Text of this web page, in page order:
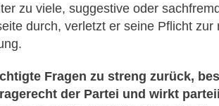
zu viele, suggestive oder
durch, verletzt er seine Pflicht zur
Fragen zu streng zurück,
der Partei und wirkt